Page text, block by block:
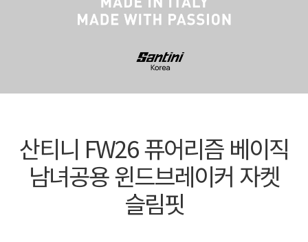
산티니 FW26 퓨어리즘 베이직
남녀공용 윈드브레이커 자켓
슬림핏